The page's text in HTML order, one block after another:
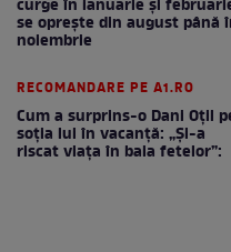
curge în ianuarie și
se oprește din august până
noiembrie
RECOMANDARE PE A1.RO
Cum a surprins-o Dani Oțil
soția lui în vacanță: „Și-a
riscat viața în baia fetelor”: